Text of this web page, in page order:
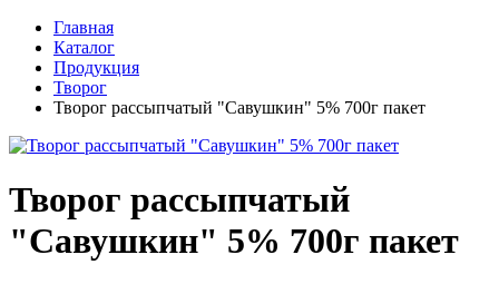
Главная
Каталог
Продукция
Творог
Творог рассыпчатый "Савушкин" 5% 700г пакет
Творог рассыпчатый
"Савушкин" 5% 700г пакет